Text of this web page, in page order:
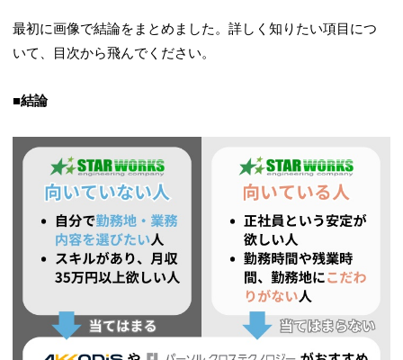
最初に画像で結論をまとめました。詳しく知りたい項目につ
いて、目次から飛んでください。
■結論